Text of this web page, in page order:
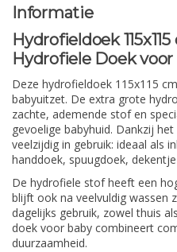
Informatie
Hydrofieldoek
Hydrofiele Doek voor
Deze hydrofieldoek 115x115
babyuitzet. De extra grote
zachte, ademende stof en
gevoelige babyhuid. Dankzij
veelzijdig in gebruik: ideaal als
handdoek, spuugdoek,
De hydrofiele stof heeft een
blijft ook na veelvuldig wassen
dagelijks gebruik, zowel thuis
doek voor baby combineert
duurzaamheid.